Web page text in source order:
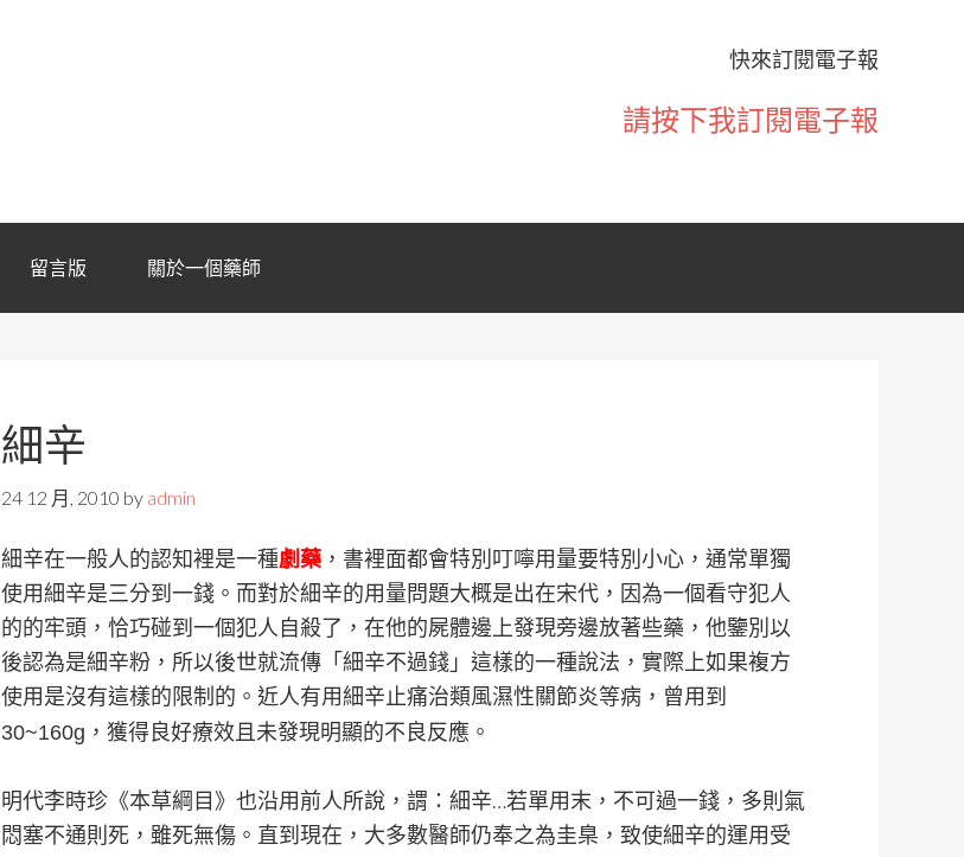
快來訂閱電子報
請按下我訂閱電子報
留言版 關於一個藥師
細辛
24 12 月, 2010 by admin
細辛在一般人的認知裡是一種劇藥 ，書裡面都會特別叮嚀用量要特別小心，通常單獨
使用細辛是三分到一錢。而對於細辛的用量問題大概是出在宋代，因為一個看守犯人
的的牢頭，恰巧碰到一個犯人自殺了，在他的屍體邊上發現旁邊放著些藥，他鑒別以
後認為是細辛粉，所以後世就流傳「細辛不過錢」這樣的一種說法，實際上如果複方
使用是沒有這樣的限制的。 近人有用細辛止痛治類風濕性關節炎等病，曾用到
30~160g，獲得良好療效且未發現明顯的不良反應。
明代李時珍《本草綱目》也沿用前人所說，謂：細辛…若單用末，不可過一錢，多則氣
悶塞不通則死，雖死無傷。直到現在，大多數醫師仍奉之為圭臬，致使細辛的運用受